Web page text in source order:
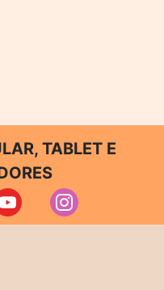
TABLET E